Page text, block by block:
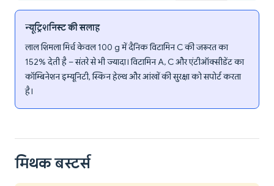
न्यूट्रिशनिस्ट की सलाह
लाल शिमला मिर्च केवल 100 g में दैनिक विटामिन C की जरूरत का
152% देती है – संतरे से भी ज्यादा। विटामिन A, C और एंटीऑक्सीडेंट का
कॉम्बिनेशन इम्यूनिटी, स्किन हेल्थ और आंखों की सुरक्षा को सपोर्ट करता
है।
मिथक बस्टर्स